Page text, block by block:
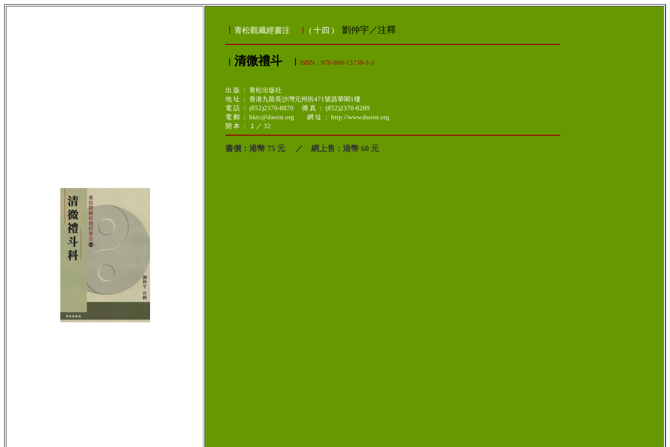
青松觀藏經書注 ( 十四 ) 劉仲宇／注釋
清微禮斗 ISBN：978-988-15739-3-3
出 版 ： 青松出版社
地 址 ： 香港九龍長沙灣元州街471號昌華閣1樓
電 話 ： (852)2370-8870 傳 真 ： (852)2370-8289
電 郵 ： hktc@daoist.org 網 址 ： http://www.daoist.org
開 本 ： １／ 32
書價：港幣 75 元 ／ 網上售：港幣 60 元